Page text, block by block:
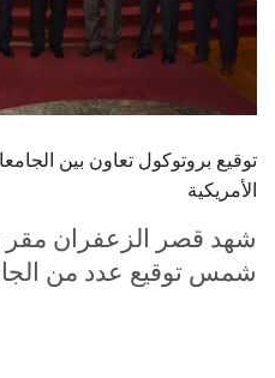
سجل
توقيع بروتوكول تعاون بين
الأمريكية
شهد قصر الزعفران مقر
شمس توقيع عدد من